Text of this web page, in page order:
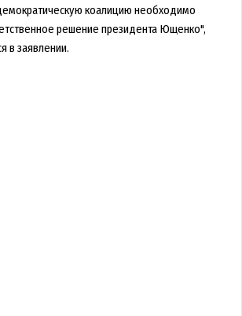
коалицию необходимо
решение президента Ющенко",
в заявлении.